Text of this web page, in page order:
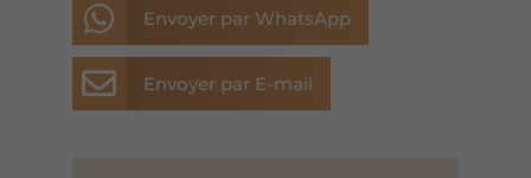
 Envoyer par WhatsApp
 Envoyer par E-mail